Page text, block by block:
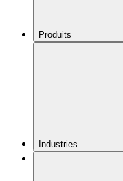
Produits
Industries